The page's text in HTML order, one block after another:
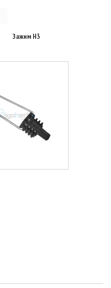
Зажим H3